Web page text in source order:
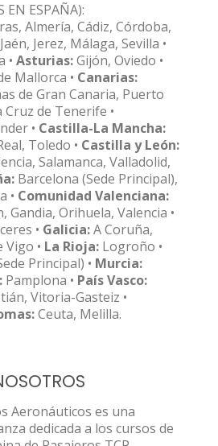
EN ESPAÑA):
Almería, Cádiz, Córdoba,
Jerez, Málaga, Sevilla •
• Asturias:Gijón, Oviedo •
Mallorca • Canarias:
de Gran Canaria, Puerto
de Tenerife •
• Castilla-La Mancha:
Toledo • Castilla y León:
Salamanca, Valladolid,
Barcelona (Sede Principal),
• Comunidad Valenciana:
Gandia, Orihuela, Valencia •
• Galicia:A Coruña,
• La Rioja: Logroño •
Principal) • Murcia:
Pamplona • País Vasco:
Vitoria-Gasteiz •
Ceuta, Melilla.
Aeronáuticos es una
dedicada a los cursos de